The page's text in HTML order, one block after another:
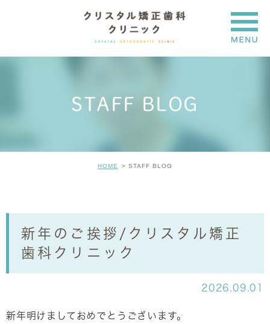
STAFF BLOG
HOME STAFF BLOG
新年のご挨拶/クリスタル矯正
歯科クリニック
2026.09.01
新年明けましておめでとうございます。